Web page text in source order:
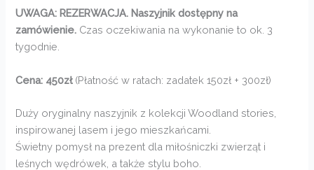
UWAGA: REZERWACJA. Naszyjnik dostępny na
zamówienie. Czas oczekiwania na wykonanie to ok. 3
tygodnie.
Cena: 450zł(Płatność w ratach: zadatek 150zł + 300zł)
Duży oryginalny naszyjnik z kolekcji Woodland stories,
inspirowanej lasem i jego mieszkańcami.
Świetny pomysł na prezent dla miłośniczki zwierząt i
leśnych wędrówek, a także stylu boho.